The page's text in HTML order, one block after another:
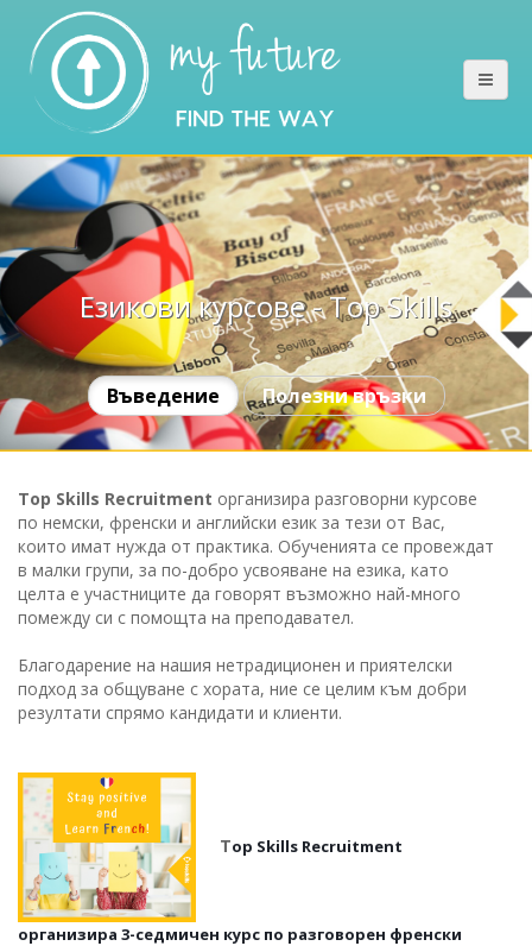
Езикови курсове - Top Skills
Въведение Полезни връзки
Top Skills Recruitment организира разговорни курсове
по немски, френски и английски език за тези от Вас,
които имат нужда от практика. Обученията се провеждат
в малки групи, за по-добро усвояване на езика, като
целта е участниците да говорят възможно най-много
помежду си с помощта на преподавател.
Благодарение на нашия нетрадиционен и приятелски
подход за общуване с хората, ние се целим към добри
резултати спрямо кандидати и клиенти.
Тop Skills Recruitment
организира 3-седмичен курс по разговорен френски